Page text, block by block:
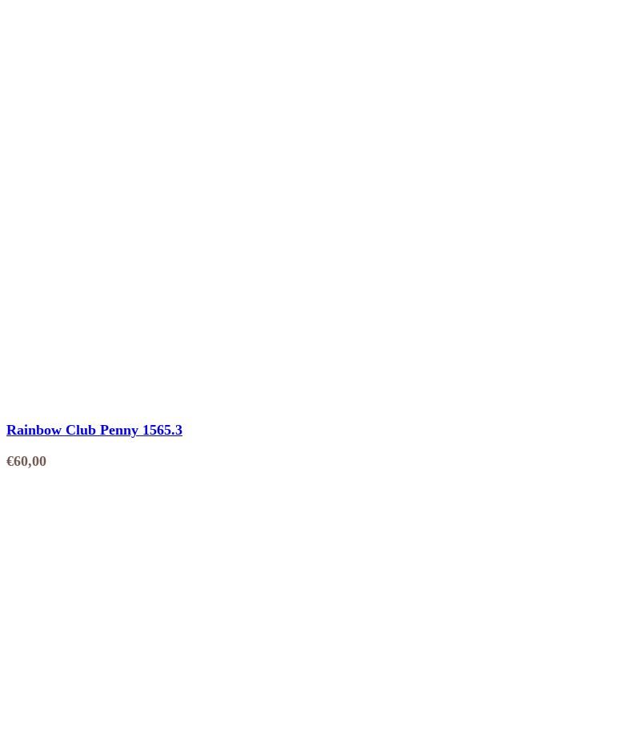
Rainbow Club Penny 1565.3
€60,00